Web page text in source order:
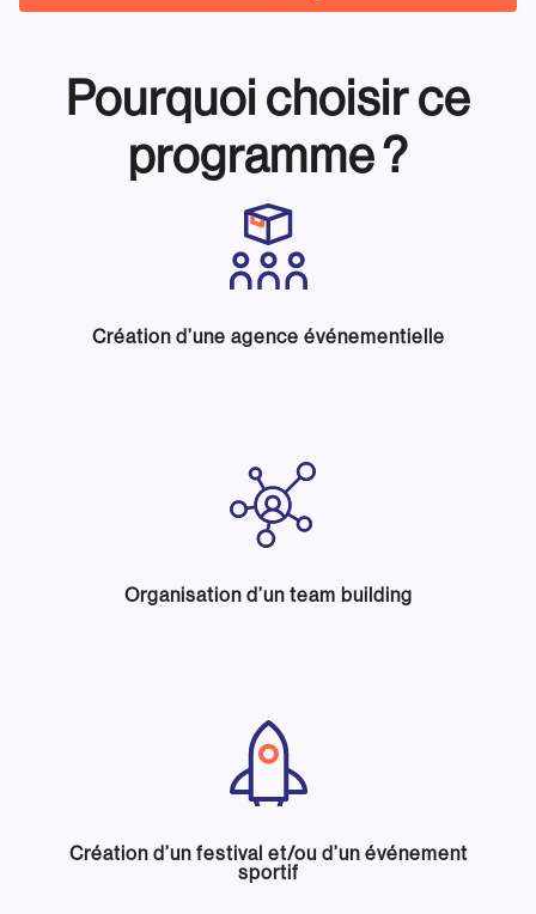
Pourquoi choisir ce
programme ?
Création d’une agence événementielle
Organisation d’un team building
Création d’un festival et/ou d’un événement
sportif